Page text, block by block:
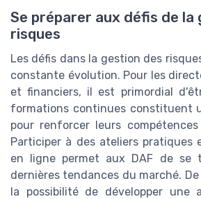
Se préparer aux défis de la
risques
Les défis dans la gestion des
constante évolution. Pour les
et financiers, il est primordial
formations continues constituent
pour renforcer leurs
Participer à des ateliers pratiques
en ligne permet aux DAF de se
dernières tendances du marché.
la possibilité de développer une